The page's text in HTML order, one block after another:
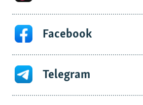
Facebook
Telegram